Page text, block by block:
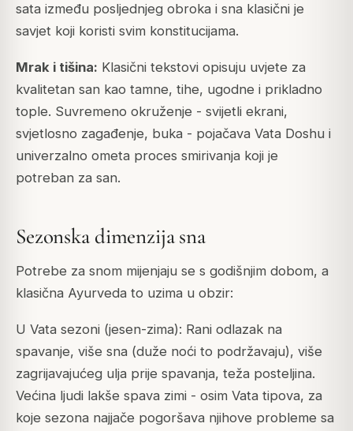
sata između posljednjeg obroka i sna klasični je
savjet koji koristi svim konstitucijama.
Mrak i tišina: Klasični tekstovi opisuju uvjete za
kvalitetan san kao tamne, tihe, ugodne i prikladno
tople. Suvremeno okruženje - svijetli ekrani,
svjetlosno zagađenje, buka - pojačava Vata Doshu i
univerzalno ometa proces smirivanja koji je
potreban za san.
Sezonska dimenzija sna
Potrebe za snom mijenjaju se s godišnjim dobom, a
klasična Ayurveda to uzima u obzir:
U Vata sezoni (jesen-zima): Rani odlazak na
spavanje, više sna (duže noći to podržavaju), više
zagrijavajućeg ulja prije spavanja, teža posteljina.
Većina ljudi lakše spava zimi - osim Vata tipova, za
koje sezona najjače pogoršava njihove probleme sa